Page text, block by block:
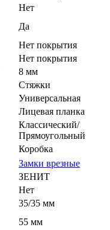
Нет
Да
Нет покрытия
Нет покрытия
8 мм
Стяжки
Универсальная
Лицевая планка
Классический/
Прямоугольный
Коробка
Замки врезные
ЗЕНИТ
Нет
35/35 мм
55 мм